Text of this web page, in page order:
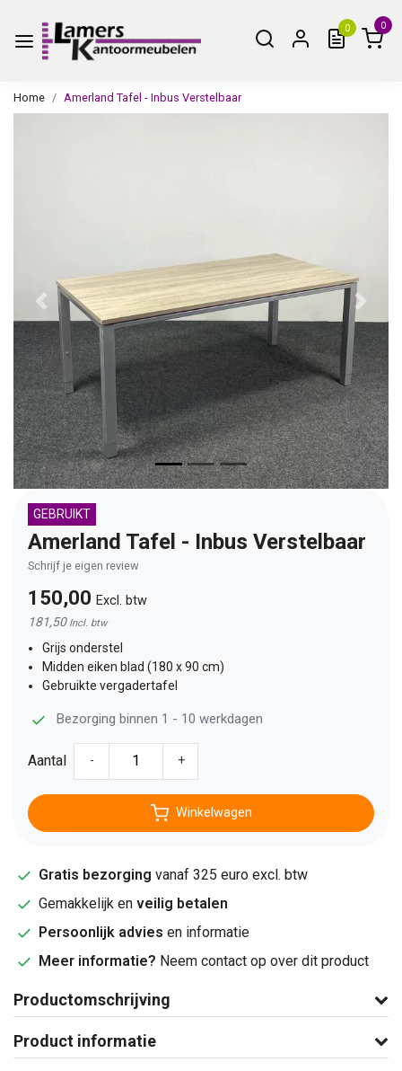
0 0
Home Amerland Tafel - Inbus Verstelbaar
Vorige
GEBRUIKT
Amerland Tafel - Inbus Verstelbaar
Schrijf je eigen review
150,00 Excl. btw
181,50 Incl. btw
Grijs onderstel
Midden eiken blad (180 x 90 cm)
Gebruikte vergadertafel
Bezorging binnen 1 - 10 werkdagen
Aantal - +
Winkelwagen
Gratis bezorging vanaf 325 euro excl. btw
Gemakkelijk en veilig betalen
Persoonlijk advies en informatie
Meer informatie? Neem contact op over dit product
Productomschrijving
Product informatie